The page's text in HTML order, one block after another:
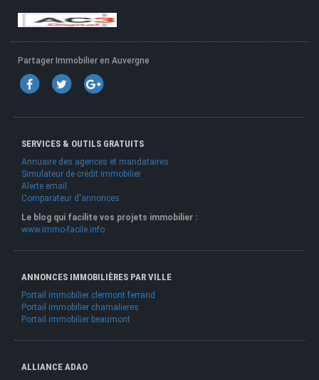
Partager Immobilier en Auvergne
SERVICES & OUTILS GRATUITS
Annuaire des agences et mandataires
Simulateur de crédit immobilier
Alerte email
Comparateur d'annonces
Le blog qui facilite vos projets immobilier :
www.immo-facile.info
ANNONCES IMMOBILIÈRES PAR VILLE
Portail immobilier clermont ferrand
Portail immobilier chamalieres
Portail immobilier beaumont
ALLIANCE ADAO